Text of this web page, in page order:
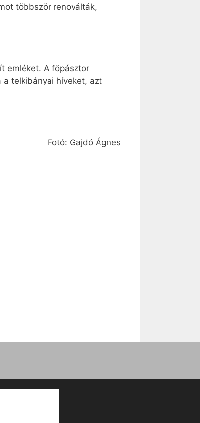
többször renoválták,
emléket. A főpásztor
a telkibányai híveket, azt
Fotó: Gajdó Ágnes